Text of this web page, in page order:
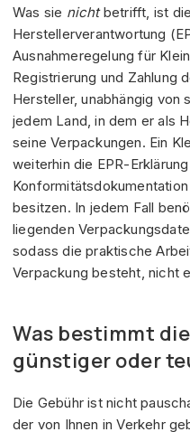
Was sie nichtbetrifft, ist
Herstellerverantwortung
Ausnahmeregelung für
Registrierung und Zahlung
Hersteller, unabhängig von
jedem Land, in dem er als
seine Verpackungen. Ein
weiterhin die EPR-
besitzen. In jedem Fall
liegenden
sodass die praktische
Verpackung besteht, nicht
Was bestimmt
günstiger oder
Die Gebühr ist nicht
der von Ihnen in Verkehr